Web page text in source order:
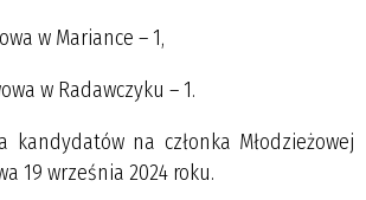
w Mariance – 1,
w Radawczyku – 1.
kandydatów na członka Młodzieżowej
19 września 2024 roku.